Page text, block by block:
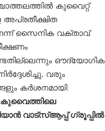
കുവൈറ്റ്
സൈനിക വക്താവ്
ഔദ്യോഗിക
വരും
കർശനമായി
കുവൈത്തിലെ
വാട്സ്ആപ്പ് ഗ്രൂപ്പിൽ